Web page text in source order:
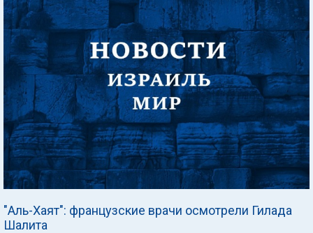
"Аль-Хаят": французские врачи осмотрели Гилада
Шалита